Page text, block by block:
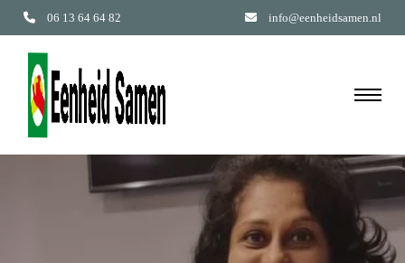
06 13 64 64 82 info@eenheidsamen.nl